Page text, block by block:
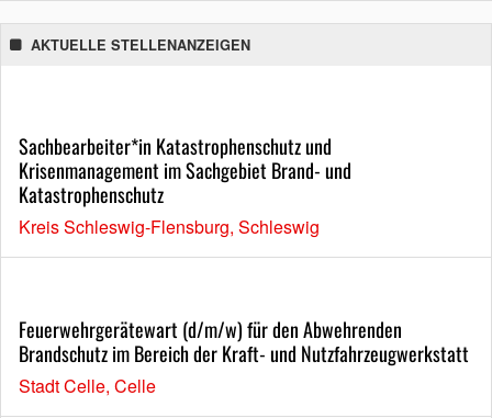
AKTUELLE STELLENANZEIGEN
Sachbearbeiter*in Katastrophenschutz und
Krisenmanagement im Sachgebiet Brand- und
Katastrophenschutz
Kreis Schleswig-Flensburg, Schleswig
Feuerwehrgerätewart (d/m/w) für den Abwehrenden
Brandschutz im Bereich der Kraft- und Nutzfahrzeugwerkstatt
Stadt Celle, Celle